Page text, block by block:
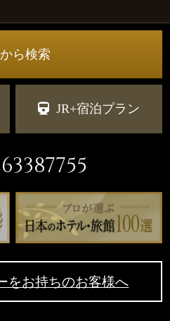
ら検索
JR+宿泊プラン
をお持ちのお客様へ